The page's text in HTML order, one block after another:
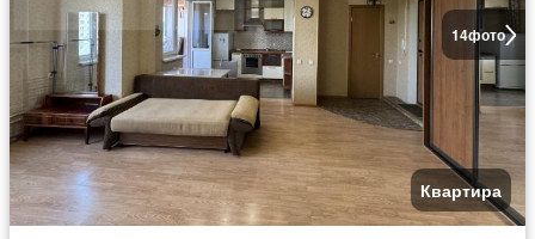
14фото
Квартира